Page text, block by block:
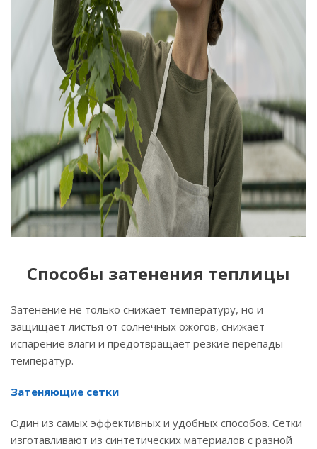
Способы затенения теплицы
Затенение не только снижает температуру, но и
защищает листья от солнечных ожогов, снижает
испарение влаги и предотвращает резкие перепады
температур.
Затеняющие сетки
Один из самых эффективных и удобных способов. Сетки
изготавливают из синтетических материалов с разной